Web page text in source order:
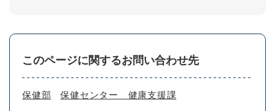
このページに関するお問い合わせ先
保健部 保健センター 健康支援課